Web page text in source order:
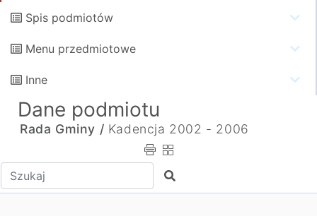
Spis podmiotów
Menu przedmiotowe
Inne
Dane podmiotu
Rada Gminy / Kadencja 2002 - 2006
Wpisz tekst do wyszukania Szukaj